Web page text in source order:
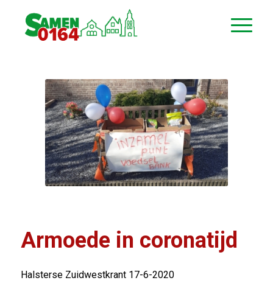
Armoede in coronatijd
Halsterse Zuidwestkrant 17-6-2020